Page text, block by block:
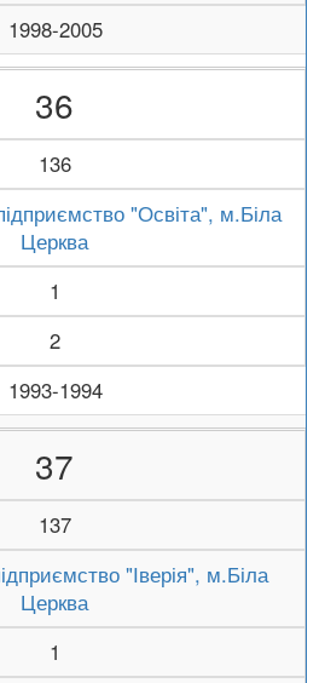
1998-2005
36
136
"Освіта", м.Біла
Церква
1
2
1993-1994
37
137
"Іверія", м.Біла
Церква
1